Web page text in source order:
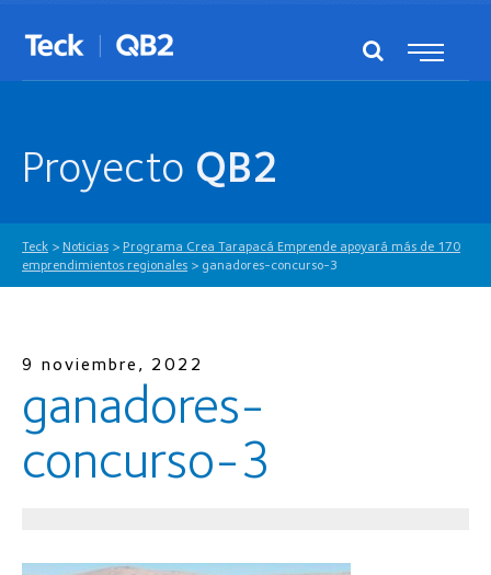
Proyecto QB2
Teck > Noticias > Programa Crea Tarapacá Emprende apoyará más de 170
emprendimientos regionales > ganadores-concurso-3
9 noviembre, 2022
ganadores-
concurso-3